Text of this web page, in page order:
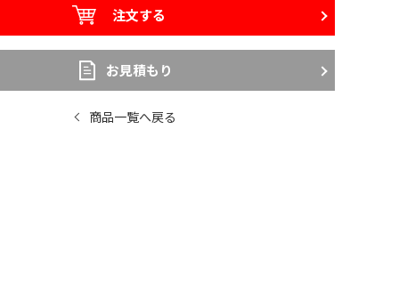
注文する
お見積もり
商品一覧へ戻る